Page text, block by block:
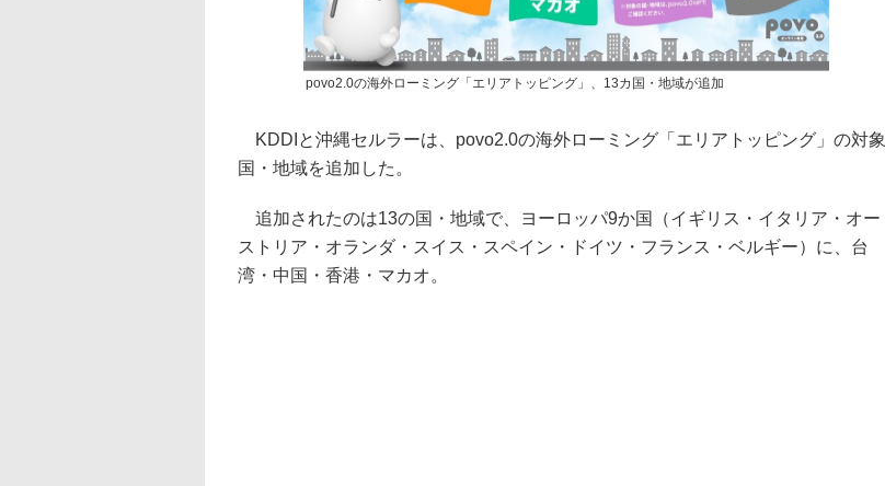
povo2.0の海外ローミング「エリアトッピング」、13カ国・地域が追加
KDDIと沖縄セルラーは、povo2.0の海外ローミング「エリアトッピング」の対象
国・地域を追加した。
追加されたのは13の国・地域で、ヨーロッパ9か国（イギリス・イタリア・オー
ストリア・オランダ・スイス・スペイン・ドイツ・フランス・ベルギー）に、台
湾・中国・香港・マカオ。